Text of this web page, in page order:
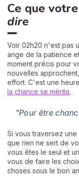
Ce que
dire
Voir 02h20 n'est pas
ange de la patience
moment précis pour
nouvelles
effort. C'est une
la chance se mérite.
"Pour être
Si vous traversez
que rien ne sert de
vous êtes le seul et
vous de faire les
choses sous le bon